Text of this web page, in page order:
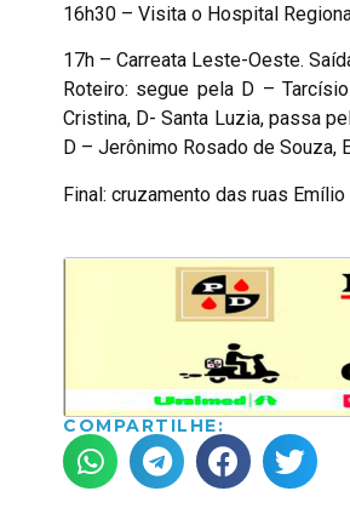
16h30 – Visita o Hospital
17h – Carreata Leste-Oeste.
Roteiro: segue pela D –
Cristina, D- Santa Luzia, passa
D – Jerônimo Rosado de Souza,
Final: cruzamento das ruas
COMPARTILHE: